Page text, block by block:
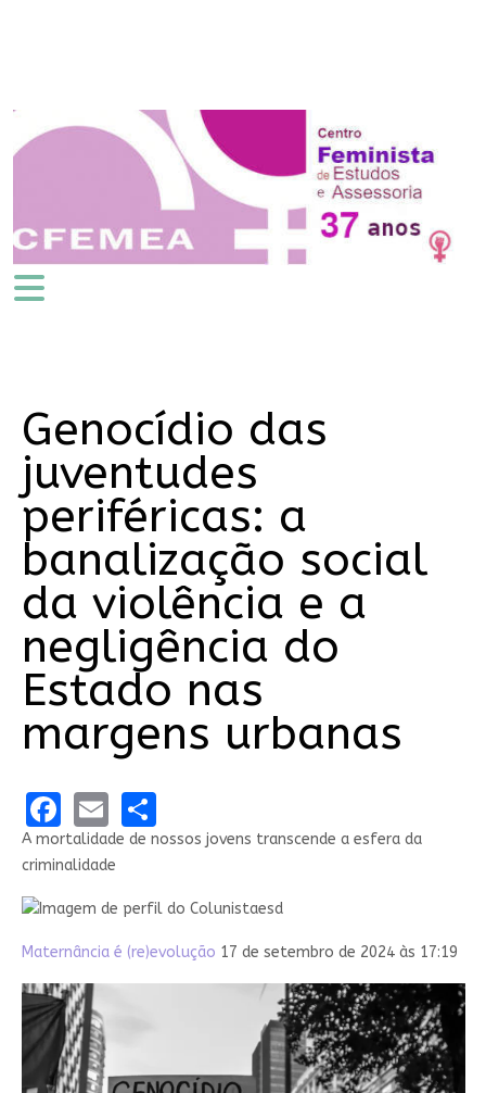
Genocídio das
juventudes
periféricas: a
banalização social
da violência e a
negligência do
Estado nas
margens urbanas
Facebook
EmailShare
A mortalidade de nossos jovens transcende a esfera da
criminalidade
Maternância é (re)evolução 17 de setembro de 2024 às 17:19